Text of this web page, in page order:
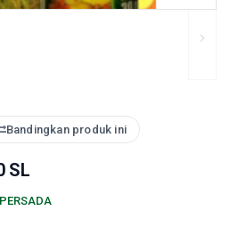
Bandingkan produk ini
SL